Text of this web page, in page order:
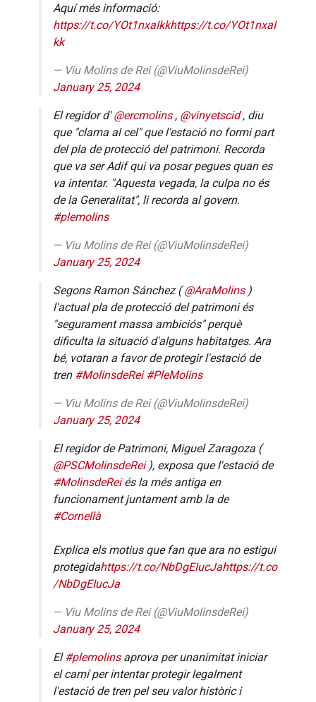
Aquí més informació:
https://t.co/YOt1nxaIkkhttps://t.co/YOt1nxaI
kk
— Viu Molins de Rei (@ViuMolinsdeRei)
January 25, 2024
El regidor d'@ercmolins, @vinyetscid, diu
que "clama al cel" que l'estació no formi part
del pla de protecció del patrimoni. Recorda
que va ser Adif qui va posar pegues quan es
va intentar. "Aquesta vegada, la culpa no és
de la Generalitat", li recorda al govern.
#plemolins
— Viu Molins de Rei (@ViuMolinsdeRei)
January 25, 2024
Segons Ramon Sánchez (@AraMolins)
l'actual pla de protecció del patrimoni és
"segurament massa ambiciós" perquè
dificulta la situació d'alguns habitatges. Ara
bé, votaran a favor de protegir l'estació de
tren#MolinsdeRei #PleMolins
— Viu Molins de Rei (@ViuMolinsdeRei)
January 25, 2024
El regidor de Patrimoni, Miguel Zaragoza (
@PSCMolinsdeRei), exposa que l'estació de
#MolinsdeReiés la més antiga en
funcionament juntament amb la de
#Cornellà
Explica els motius que fan que ara no estigui
protegidahttps://t.co/NbDgEIucJahttps://t.co
/NbDgEIucJa
— Viu Molins de Rei (@ViuMolinsdeRei)
January 25, 2024
El#plemolinsaprova per unanimitat iniciar
el camí per intentar protegir legalment
l'estació de tren pel seu valor històric i